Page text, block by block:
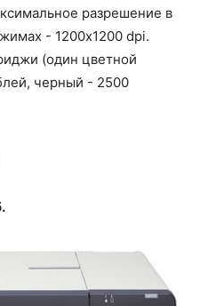
разрешение в
- 1200x1200 dpi.
(один цветной
черный - 2500